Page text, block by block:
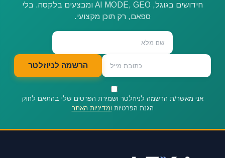
חידושים בגוגל, AI MODE, GEO ומבצעים בלקסה. בלי
ספאם, רק תוכן מקצועי.
הרשמה לניוזלטר
אני מאשר/ת הרשמה לניוזלטר ושמירת הפרטים שלי בהתאם לחוק
הגנת הפרטיות ומדיניות האתר